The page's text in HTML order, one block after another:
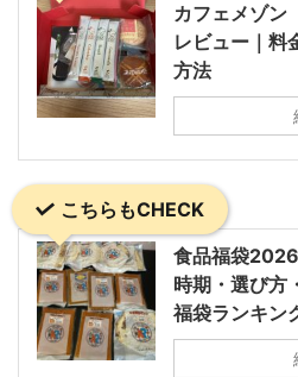
カフェメゾン
レビュー｜料
方法
こちらもCHECK
食品福袋
時期・選び方
福袋ランキン